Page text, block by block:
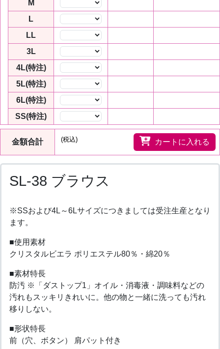
M
L
LL
3L
4L(特注)
5L(特注)
6L(特注)
SS(特注)
金額合計 (税込) カートに入れる
SL-38 ブラウス
※SSおよび4L～6Lサイズにつきましては受注生産となり
ます。
■使用素材
クリスタルビエラ ポリエステル80％・綿20％
■素材特長
防汚 ※「ダストップ1」オイル・消毒液・調味料などの
汚れもスッキリきれいに。他の物と一緒に洗っても汚れ
移りしない。
■形状特長
前（穴、ボタン） 肩パット付き